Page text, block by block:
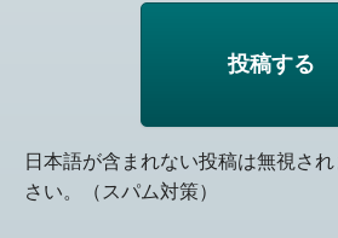
日本語が含まれない投稿は無視さ
さい。（スパム対策）